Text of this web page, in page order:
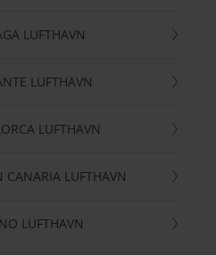
LUFTHAVN
LUFTHAVN
LUFTHAVN
CANARIA LUFTHAVN
LUFTHAVN